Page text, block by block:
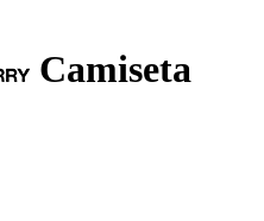
Camiseta